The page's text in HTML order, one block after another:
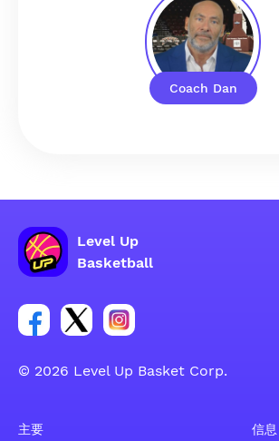
Coach Dan
Level Up
Basketball
Facebook 账户社交群组链接
Tweeter 账户社交群组链接
Instagram 账户社交群组链
© 2026 Level Up Basket Corp.
主要 信息